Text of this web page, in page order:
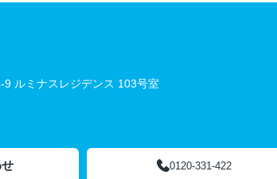
ルミナスレジデンス 103号室
0120-331-422